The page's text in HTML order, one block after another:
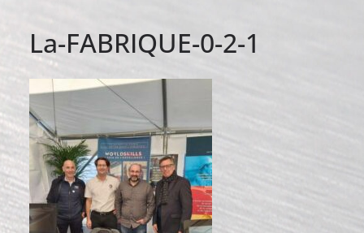
La-FABRIQUE-0-2-1